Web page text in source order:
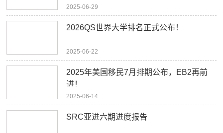
2025-06-29
2026QS世界大学排名正式公布！
2025-06-22
2025年美国移民7月排期公布，EB2再前
进！
2025-06-14
SRC亚进六期进度报告